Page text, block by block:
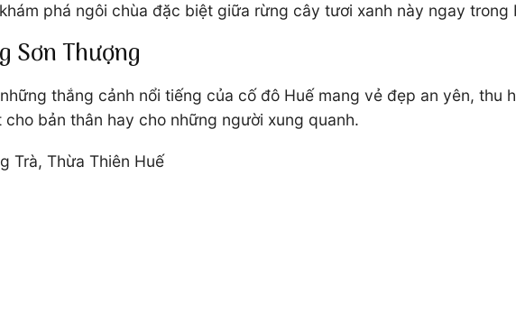
phá ngôi chùa đặc biệt giữa rừng cây tươi xanh này ngay trong
Sơn Thượng
thắng cảnh nổi tiếng của cố đô Huế mang vẻ đẹp an yên, thu
bản thân hay cho những người xung quanh.
Trà, Thừa Thiên Huế